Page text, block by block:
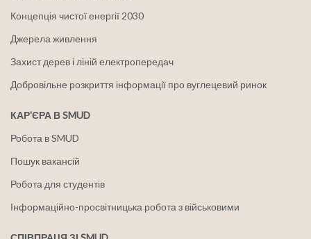
Концепція чистої енергії 2030
Джерела живлення
Захист дерев і ліній електропередач
Добровільне розкриття інформації про вуглецевий ринок
КАР'ЄРА В SMUD
Робота в SMUD
Пошук вакансій
Робота для студентів
Інформаційно-просвітницька робота з військовими